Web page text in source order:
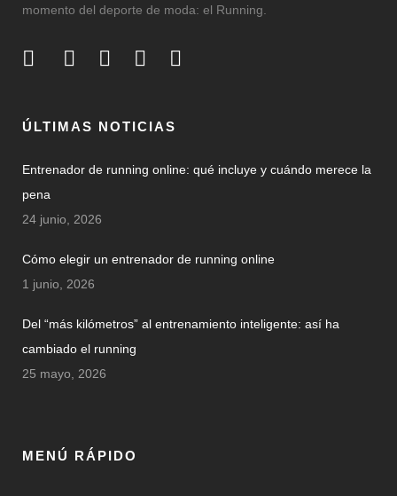
momento del deporte de moda: el Running.
ÚLTIMAS NOTICIAS
Entrenador de running online: qué incluye y cuándo merece la
pena
24 junio, 2026
Cómo elegir un entrenador de running online
1 junio, 2026
Del “más kilómetros” al entrenamiento inteligente: así ha
cambiado el running
25 mayo, 2026
MENÚ RÁPIDO